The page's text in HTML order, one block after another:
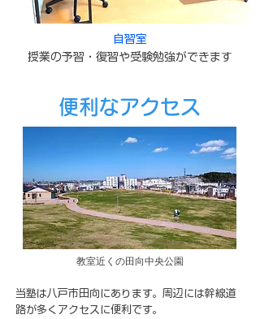
自習室
授業の予習・復習や受験勉強ができます
便利なアクセス
​教室近くの田向中央公園
当塾は八戸市田向にあります。周辺には幹線道
路が多くアクセスに便利です。